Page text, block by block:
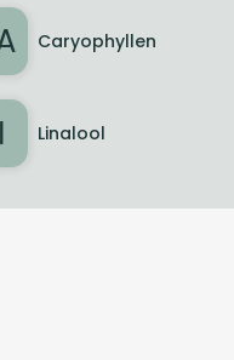
Caryophyllen
Linalool